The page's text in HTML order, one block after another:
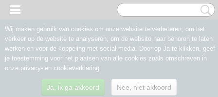
Wij maken gebruik van cookies om onze website te verbeteren, om het
verkeer op de website te analyseren, om de website naar behoren te laten
werken en voor de koppeling met social media. Door op Ja te klikken, geef
je toestemming voor het plaatsen van alle cookies zoals omschreven in
onze privacy- en cookieverklaring.
Ja, ik ga akkoord Nee, niet akkoord